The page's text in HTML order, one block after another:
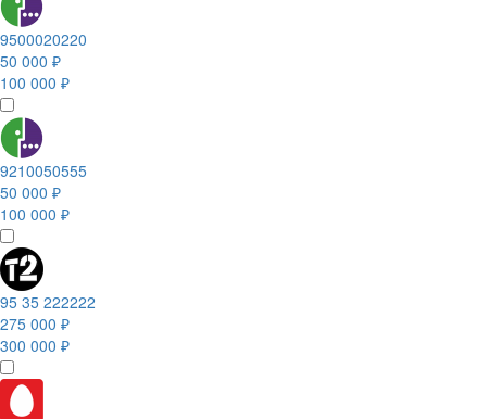
9500020220
50 000 ₽
100 000 ₽
9210050555
50 000 ₽
100 000 ₽
95 35 222222
275 000 ₽
300 000 ₽